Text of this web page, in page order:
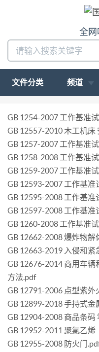
全网
文件分类 频道
GB 1254-2007 工作基准
GB 12557-2010 木工机床
GB 1257-2007 工作基准
GB 1258-2008 工作基准
GB 1259-2007 工作基准
GB 12593-2007 工作基
GB 12595-2008 工作基准
GB 12597-2008 工作基准
GB 1260-2008 工作基准
GB 12662-2008 爆炸物解
GB 12663-2019 入侵和
GB 12676-2014 商用车
方法.pdf
GB 12791-2006 点型紫外
GB 12899-2018 手持式
GB 12904-2008 商品条
GB 12952-2011 聚氯乙烯
GB 12955-2008 防火门